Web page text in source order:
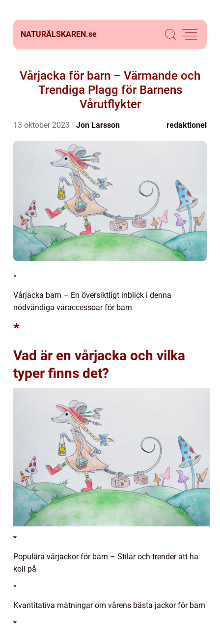
NATURÄLSKAREN.se
Vårjacka för barn – Värmande och
Trendiga Plagg för Barnens
Vårutflykter
13 oktober 2023 Jon Larsson redaktionel
*
Vårjacka barn – En översiktligt inblick i denna
nödvändiga våraccessoar för barn
*
Vad är en vårjacka och vilka
typer finns det?
*
Populära vårjackor för barn – Stilar och trender att ha
koll på
*
Kvantitativa mätningar om vårens bästa jackor för barn
*